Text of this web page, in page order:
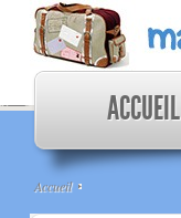
ACCUEIL
Accueil